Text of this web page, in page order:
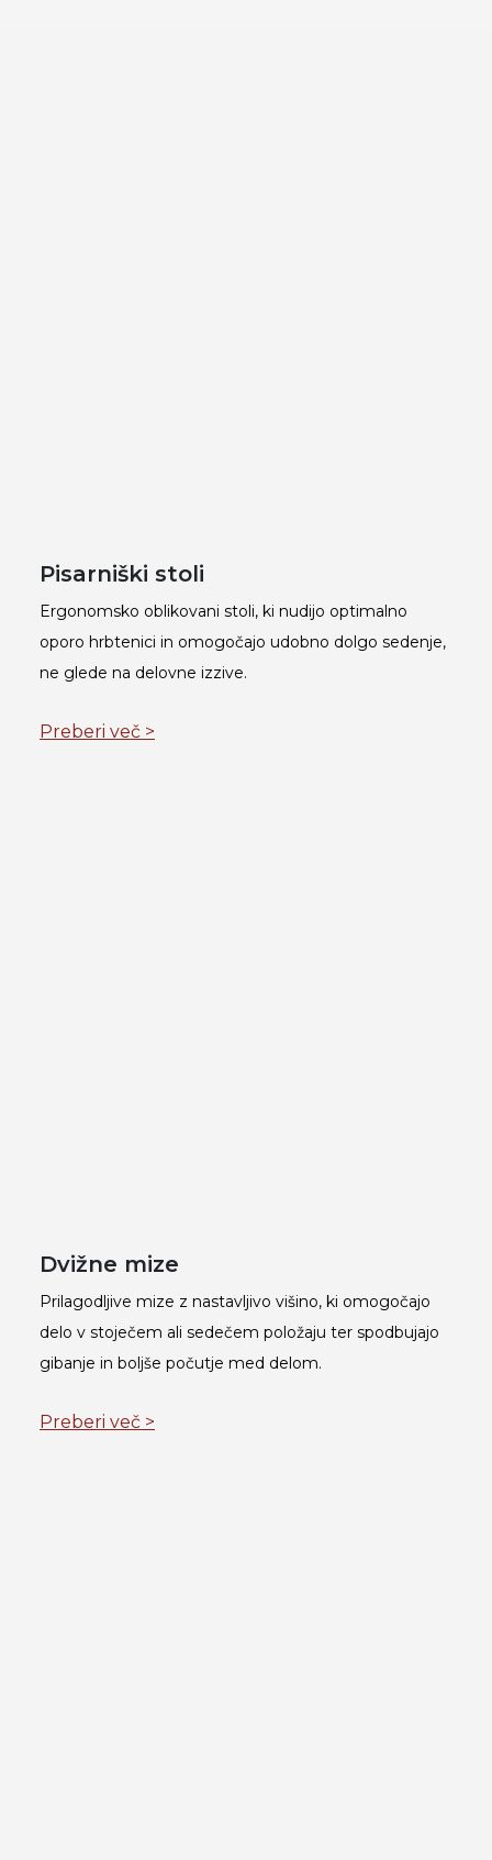
Pisarniški stoli
Ergonomsko oblikovani stoli, ki nudijo optimalno
oporo hrbtenici in omogočajo udobno dolgo sedenje,
ne glede na delovne izzive.
Preberi več >
Dvižne mize
Prilagodljive mize z nastavljivo višino, ki omogočajo
delo v stoječem ali sedečem položaju ter spodbujajo
gibanje in boljše počutje med delom.
Preberi več >